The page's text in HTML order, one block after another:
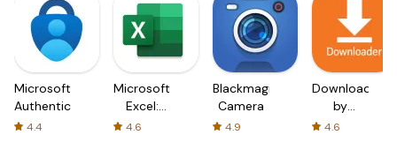
Microsoft
Authenticator
4.4
Microsoft
Excel:
Spreadsheets
4.6
Blackmagic
Camera
4.9
Downloader
by
AFTVnews
4.6